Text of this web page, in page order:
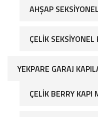
AHŞAP
ÇELIK
YEKPARE GARAJ
ÇELIK BERRY KAPI